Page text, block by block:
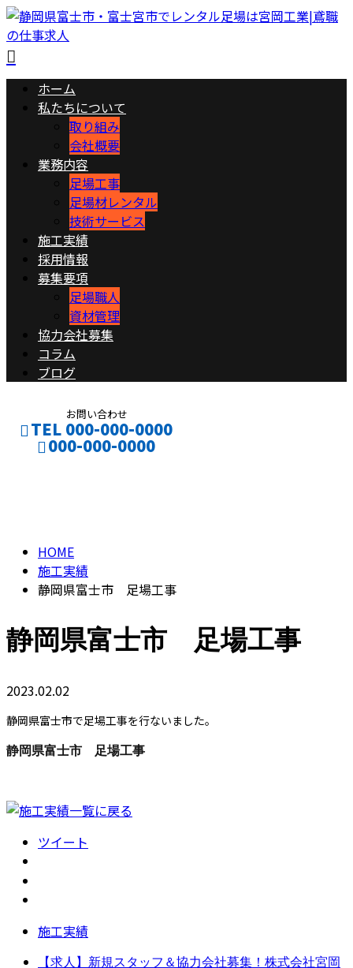
ホーム
私たちについて
取り組み
会社概要
業務内容
足場工事
足場材レンタル
技術サービス
施工実績
採用情報
募集要項
足場職人
資材管理
協力会社募集
コラム
ブログ
お問い合わせ
TEL 000-000-0000
000-000-0000
HOME
施工実績
静岡県富士市 足場工事
静岡県富士市 足場工事
2023.02.02
静岡県富士市で足場工事を行ないました。
静岡県富士市 足場工事
ツイート
施工実績
【求人】新規スタッフ＆協力会社募集！株式会社宮岡